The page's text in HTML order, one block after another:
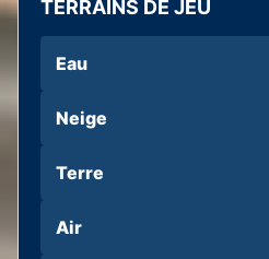
TERRAINS DE JEU
Eau
Neige
Terre
Air